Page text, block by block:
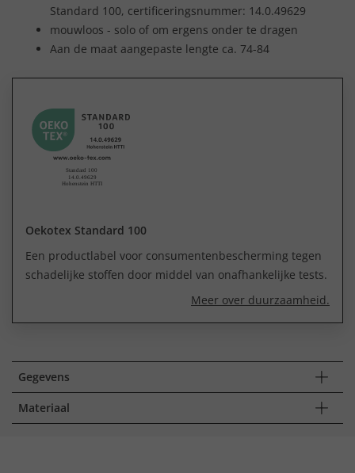
Standard 100, certificeringsnummer: 14.0.49629
mouwloos - solo of om ergens onder te dragen
Aan de maat aangepaste lengte ca. 74-84
Oekotex Standard 100
Een productlabel voor consumentenbescherming tegen
schadelijke stoffen door middel van onafhankelijke tests.
Meer over duurzaamheid.
Gegevens
Materiaal